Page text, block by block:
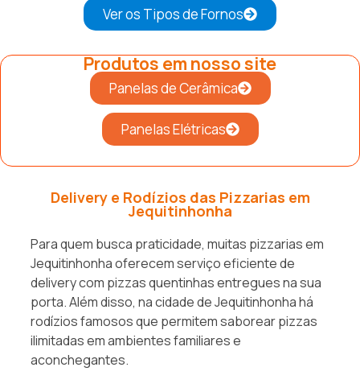
Ver os Tipos de Fornos
Produtos em nosso site
Panelas de Cerâmica
Panelas Elétricas
Delivery e Rodízios das Pizzarias em
Jequitinhonha
Para quem busca praticidade, muitas pizzarias em
Jequitinhonha oferecem serviço eficiente de
delivery com pizzas quentinhas entregues na sua
porta. Além disso, na cidade de Jequitinhonha há
rodízios famosos que permitem saborear pizzas
ilimitadas em ambientes familiares e
aconchegantes.